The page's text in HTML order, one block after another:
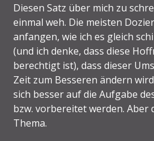
Diesen Satz über mich zu
einmal weh. Die meisten
anfangen, wie ich es gleich
(und ich denke, dass diese
berechtigt ist), dass dieser
Zeit zum Besseren ändern
sich besser auf die Aufgabe
bzw. vorbereitet werden. Aber
Thema.